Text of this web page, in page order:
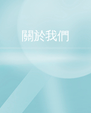
關於我們